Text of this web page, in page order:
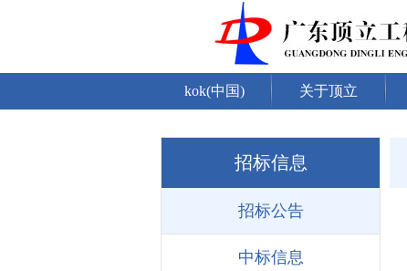
kok(中国) 关于顶立
招标信息
招标公告
中标信息